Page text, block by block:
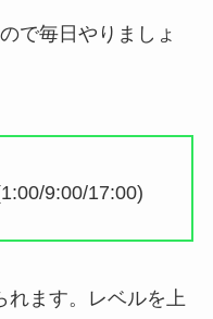
で毎日やりましょ
9:00/17:00)
れます。レベルを上